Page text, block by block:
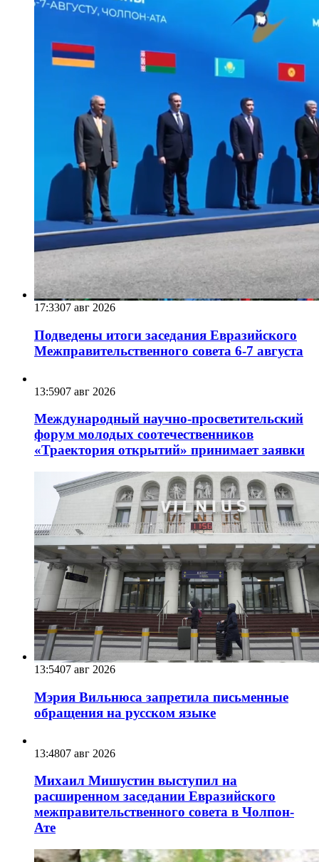
17:3307 авг 2026
Подведены итоги заседания Евразийского
Межправительственного совета 6-7 августа
13:5907 авг 2026
Международный научно-просветительский
форум молодых соотечественников
«Траектория открытий» принимает заявки
13:5407 авг 2026
Мэрия Вильнюса запретила письменные
обращения на русском языке
13:4807 авг 2026
Михаил Мишустин выступил на
расширенном заседании Евразийского
межправительственного совета в Чолпон-
Ате